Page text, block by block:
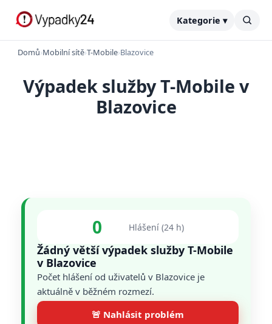
Kategorie ▾
Domů›Mobilní sítě›T-Mobile›Blazovice
Výpadek služby T-Mobile v
Blazovice
0 Hlášení (24 h)
Žádný větší výpadek služby T-Mobile
v Blazovice
Počet hlášení od uživatelů v Blazovice je
aktuálně v běžném rozmezí.
🚨 Nahlásit problém